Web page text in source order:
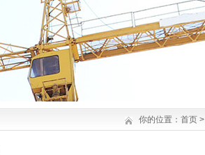
你的位置： 首页 >